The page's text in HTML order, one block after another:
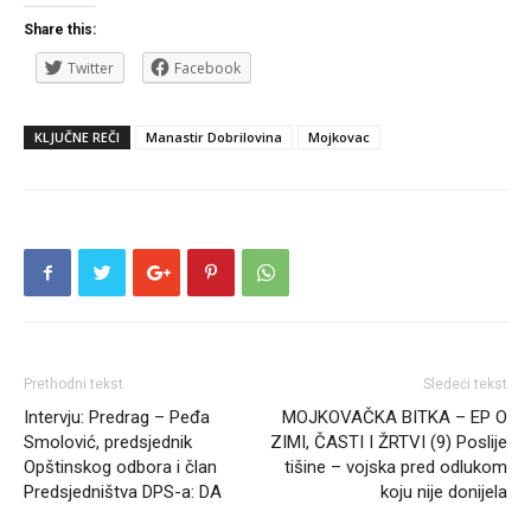
Share this:
Twitter Facebook
KLJUČNE REČI Manastir Dobrilovina Mojkovac
Prethodni tekst
Intervju: Predrag – Peđa
Smolović, predsjednik
Opštinskog odbora i član
Predsjedništva DPS-a: DA
Sledeći tekst
MOJKOVAČKA BITKA – EP O
ZIMI, ČASTI I ŽRTVI (9) Poslije
tišine – vojska pred odlukom
koju nije donijela